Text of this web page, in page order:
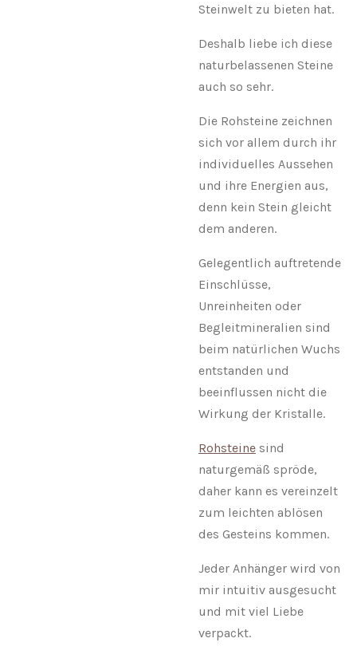
Steinwelt zu bieten hat.
Deshalb liebe ich diese
naturbelassenen Steine
auch so sehr.
Die Rohsteine zeichnen
sich vor allem durch ihr
individuelles Aussehen
und ihre Energien aus,
denn kein Stein gleicht
dem anderen.
Gelegentlich auftretende
Einschlüsse,
Unreinheiten oder
Begleitmineralien sind
beim natürlichen Wuchs
entstanden und
beeinflussen nicht die
Wirkung der Kristalle.
Rohsteine sind
naturgemäß spröde,
daher kann es vereinzelt
zum leichten ablösen
des Gesteins kommen.
Jeder Anhänger wird von
mir intuitiv ausgesucht
und mit viel Liebe
verpackt.